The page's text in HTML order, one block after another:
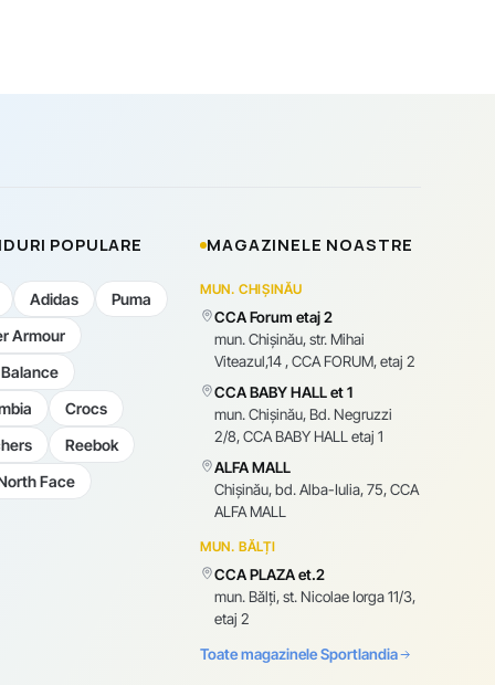
POPULARE
Adidas
Puma
Armour
Crocs
Reebok
Face
MAGAZINELE NOASTRE
MUN. CHIȘINĂU
CCA Forum etaj 2
mun. Chişinău, str. Mihai
Viteazul,14 , CCA FORUM, etaj 2
CCA BABY HALL et 1
mun. Chişinău, Bd. Negruzzi
2/8, CCA BABY HALL etaj 1
ALFA MALL
Chișinău, bd. Alba-Iulia, 75, CCA
ALFA MALL
MUN. BĂLȚI
CCA PLAZA et.2
mun. Bălți, st. Nicolae Iorga 11/3,
etaj 2
Toate magazinele Sportlandia